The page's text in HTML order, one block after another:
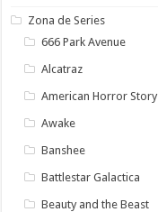
Zona de Series
666 Park Avenue
Alcatraz
American Horror Story
Awake
Banshee
Battlestar Galactica
Beauty and the Beast